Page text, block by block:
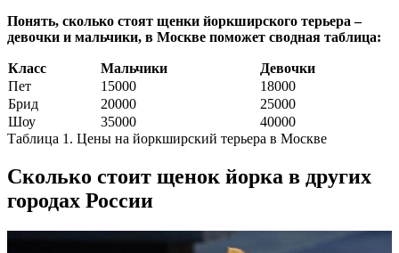
Понять, сколько стоят щенки йоркширского терьера –
девочки и мальчики, в Москве поможет сводная таблица:
Класс Мальчики
Девочки
Пет
15000
18000
Брид
20000
25000
Шоу
35000
40000
Таблица 1. Цены на йоркширский терьера в Москве
Сколько стоит щенок йорка в других
городах России